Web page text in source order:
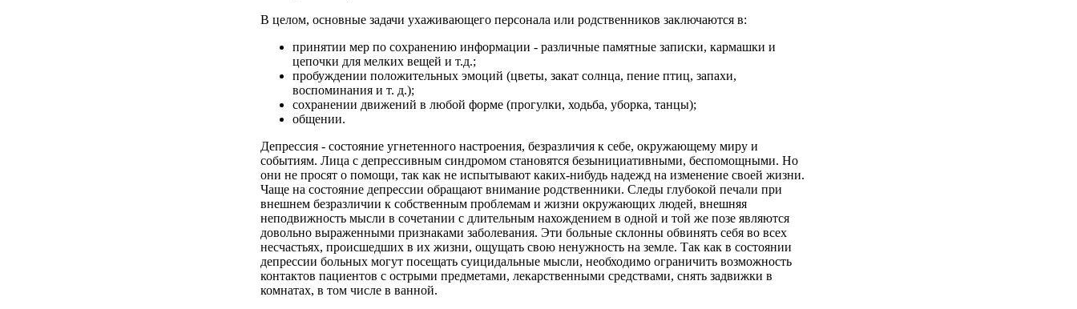
В целом, основные задачи ухаживающего персонала или родственников заключаются в:
принятии мер по сохранению информации - различные памятные записки, кармашки и
цепочки для мелких вещей и т.д.;
пробуждении положительных эмоций (цветы, закат солнца, пение птиц, запахи,
воспоминания и т. д.);
сохранении движений в любой форме (прогулки, ходьба, уборка, танцы);
общении.
Депрессия - состояние угнетенного настроения, безразличия к себе, окружающему миру и
событиям. Лица с депрессивным синдромом становятся безынициативными, беспомощными. Но
они не просят о помощи, так как не испытывают каких-нибудь надежд на изменение своей жизни.
Чаще на состояние депрессии обращают внимание родственники. Следы глубокой печали при
внешнем безразличии к собственным проблемам и жизни окружающих людей, внешняя
неподвижность мысли в сочетании с длительным нахождением в одной и той же позе являются
довольно выраженными признаками заболевания. Эти больные склонны обвинять себя во всех
несчастьях, происшедших в их жизни, ощущать свою ненужность на земле. Так как в состоянии
депрессии больных могут посещать суицидальные мысли, необходимо ограничить возможность
контактов пациентов с острыми предметами, лекарственными средствами, снять задвижки в
комнатах, в том числе в ванной.